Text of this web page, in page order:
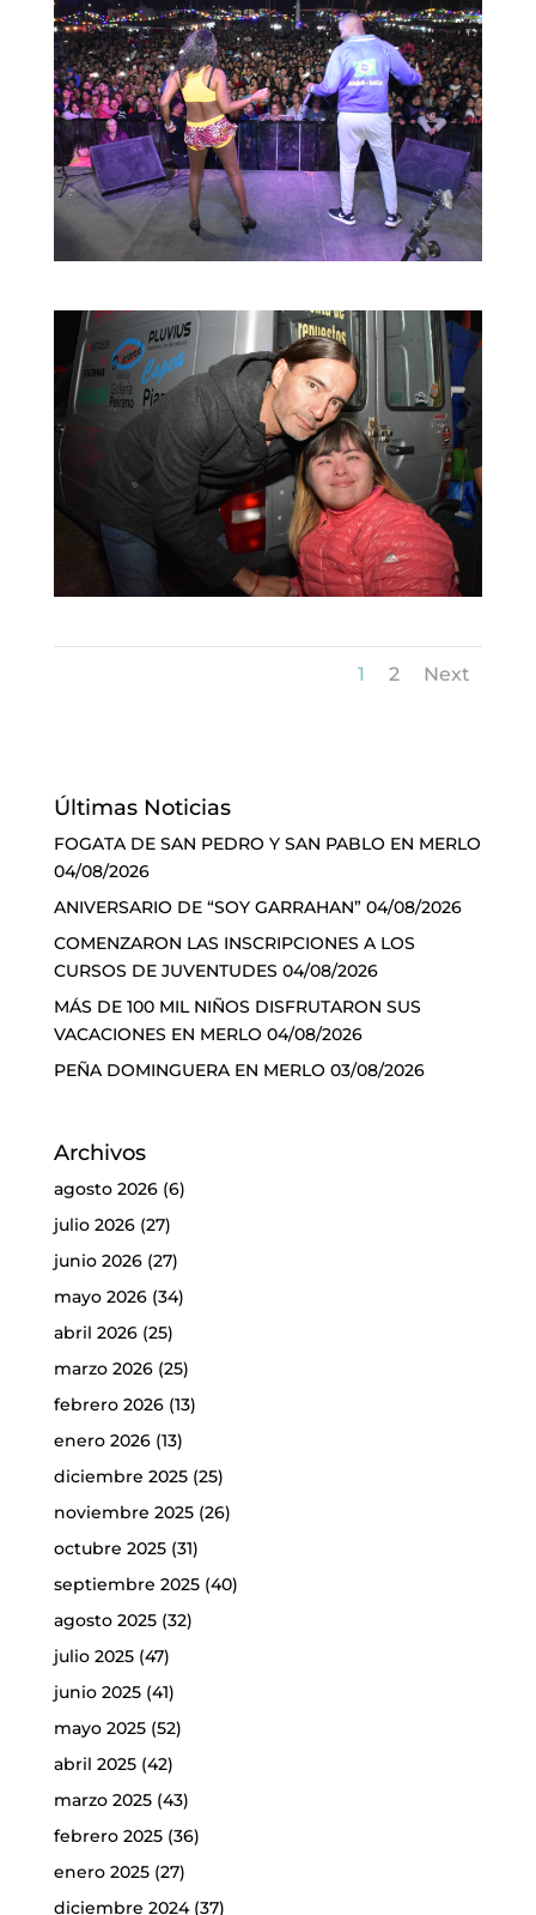
1 2 Next
Últimas Noticias
FOGATA DE SAN PEDRO Y SAN PABLO EN MERLO
04/08/2026
ANIVERSARIO DE “SOY GARRAHAN” 04/08/2026
COMENZARON LAS INSCRIPCIONES A LOS
CURSOS DE JUVENTUDES 04/08/2026
MÁS DE 100 MIL NIÑOS DISFRUTARON SUS
VACACIONES EN MERLO 04/08/2026
PEÑA DOMINGUERA EN MERLO 03/08/2026
Archivos
agosto 2026(6)
julio 2026(27)
junio 2026(27)
mayo 2026(34)
abril 2026(25)
marzo 2026(25)
febrero 2026(13)
enero 2026(13)
diciembre 2025(25)
noviembre 2025(26)
octubre 2025(31)
septiembre 2025(40)
agosto 2025(32)
julio 2025(47)
junio 2025(41)
mayo 2025(52)
abril 2025(42)
marzo 2025(43)
febrero 2025(36)
enero 2025(27)
diciembre 2024(37)